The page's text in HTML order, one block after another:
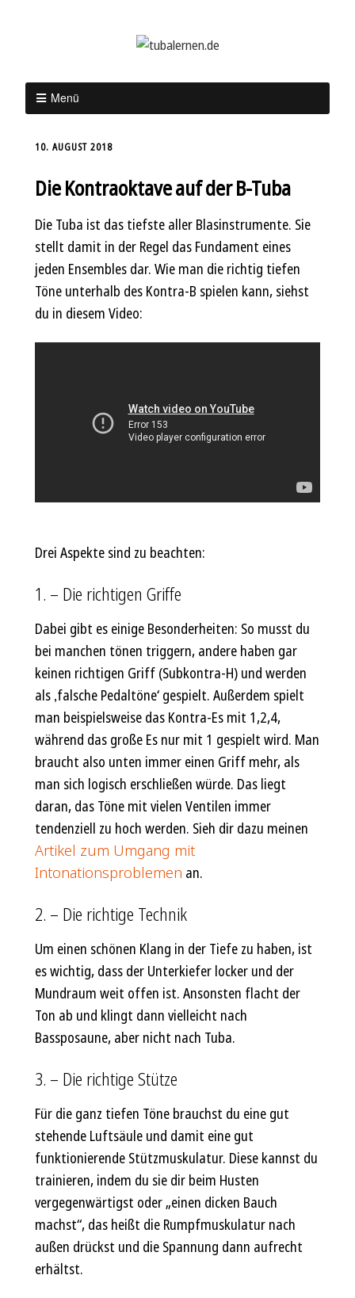
Menü
10. AUGUST 2018
Die Kontraoktave auf der B-Tuba
Die Tuba ist das tiefste aller Blasinstrumente. Sie
stellt damit in der Regel das Fundament eines
jeden Ensembles dar. Wie man die richtig tiefen
Töne unterhalb des Kontra-B spielen kann, siehst
du in diesem Video:
Drei Aspekte sind zu beachten:
1. – Die richtigen Griffe
Dabei gibt es einige Besonderheiten: So musst du
bei manchen tönen triggern, andere haben gar
keinen richtigen Griff (Subkontra-H) und werden
als ‚falsche Pedaltöne‘ gespielt. Außerdem spielt
man beispielsweise das Kontra-Es mit 1,2,4,
während das große Es nur mit 1 gespielt wird. Man
braucht also unten immer einen Griff mehr, als
man sich logisch erschließen würde. Das liegt
daran, das Töne mit vielen Ventilen immer
tendenziell zu hoch werden. Sieh dir dazu meinen
Artikel zum Umgang mit
Intonationsproblemen an.
2. – Die richtige Technik
Um einen schönen Klang in der Tiefe zu haben, ist
es wichtig, dass der Unterkiefer locker und der
Mundraum weit offen ist. Ansonsten flacht der
Ton ab und klingt dann vielleicht nach
Bassposaune, aber nicht nach Tuba.
3. – Die richtige Stütze
Für die ganz tiefen Töne brauchst du eine gut
stehende Luftsäule und damit eine gut
funktionierende Stützmuskulatur. Diese kannst du
trainieren, indem du sie dir beim Husten
vergegenwärtigst oder „einen dicken Bauch
machst“, das heißt die Rumpfmuskulatur nach
außen drückst und die Spannung dann aufrecht
erhältst.